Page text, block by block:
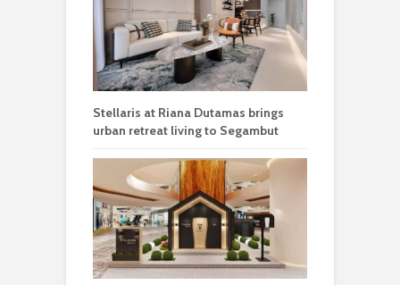
Stellaris at Riana Dutamas brings
urban retreat living to Segambut